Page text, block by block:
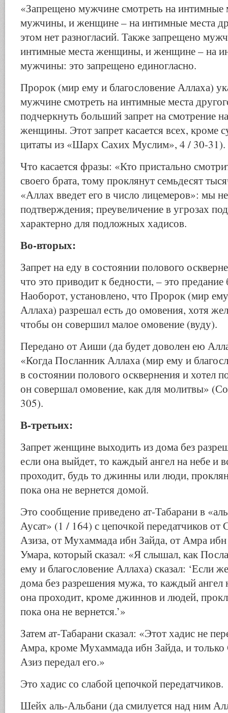
«Запрещено мужчине смотреть на интимные
мужчины, и женщине – на интимные места
этом нет разногласий. Также запрещено
интимные места женщины, и женщине – на
мужчины: это запрещено единогласно.
Пророк (мир ему и благословение Аллаха)
мужчине смотреть на интимные места
подчеркнуть больший запрет на смотрение
женщины. Этот запрет касается всех, кроме
цитаты из «Шарх Сахих Муслим», 4 / 30-31).
Что касается фразы: «Кто пристально
своего брата, тому проклянут семьдесят
«Аллах введет его в число лицемеров»: мы
подтверждения; преувеличение в угрозах
характерно для подложных хадисов.
Во-вторых:
Запрет на еду в состоянии полового
что это приводит к бедности, – это
Наоборот, установлено, что Пророк (мир
Аллаха) разрешал есть до омовения, хотя
чтобы он совершил малое омовение (вуду).
Передано от Аиши (да будет доволен ею
«Когда Посланник Аллаха (мир ему и
в состоянии полового осквернения и хотел
он совершал омовение, как для молитвы»
305).
В-третьих:
Запрет женщине выходить из дома без
если она выйдет, то каждый ангел на небе и
проходит, будь то джинны или люди,
пока она не вернется домой.
Это сообщение приведено ат-Табарани в
Аусат» (1 / 164) с цепочкой передатчиков от
Азиза, от Мухаммада ибн Зайда, от Амра
Умара, который сказал: «Я слышал, как
ему и благословение Аллаха) сказал: ‘Если
дома без разрешения мужа, то каждый ангел
она проходит, кроме джиннов и людей,
пока она не вернется.’»
Затем ат-Табарани сказал: «Этот хадис не
Амра, кроме Мухаммада ибн Зайда, и
Азиз передал его.»
Это хадис со слабой цепочкой передатчиков.
Шейх аль-Альбани (да смилуется над ним